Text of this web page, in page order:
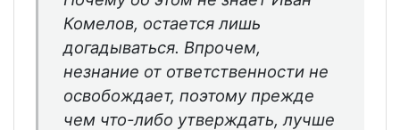
Комелов, остается лишь
догадываться. Впрочем,
незнание от ответственности не
освобождает, поэтому прежде
чем что-либо утверждать, лучше